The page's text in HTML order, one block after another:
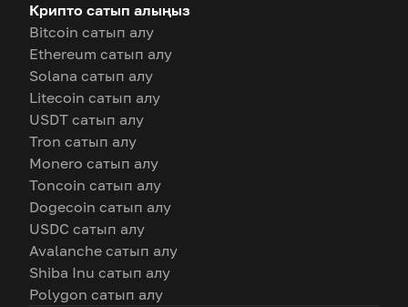
Крипто сатып алыңыз
Bitcoin сатып алу
Ethereum сатып алу
Solana сатып алу
Litecoin сатып алу
USDT сатып алу
Tron сатып алу
Monero сатып алу
Toncoin сатып алу
Dogecoin сатып алу
USDC сатып алу
Avalanche сатып алу
Shiba Inu сатып алу
Polygon сатып алу